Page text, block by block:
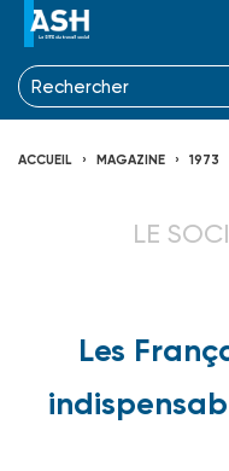
ACCUEIL MAGAZINE 1973
LE
Les